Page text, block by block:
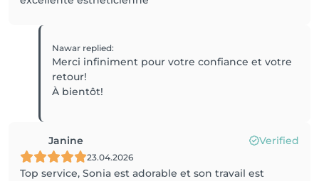
Nawar replied:
Merci infiniment pour votre confiance et votre
retour!
À bientôt!
Janine Verified
23.04.2026
Top service, Sonia est adorable et son travail est